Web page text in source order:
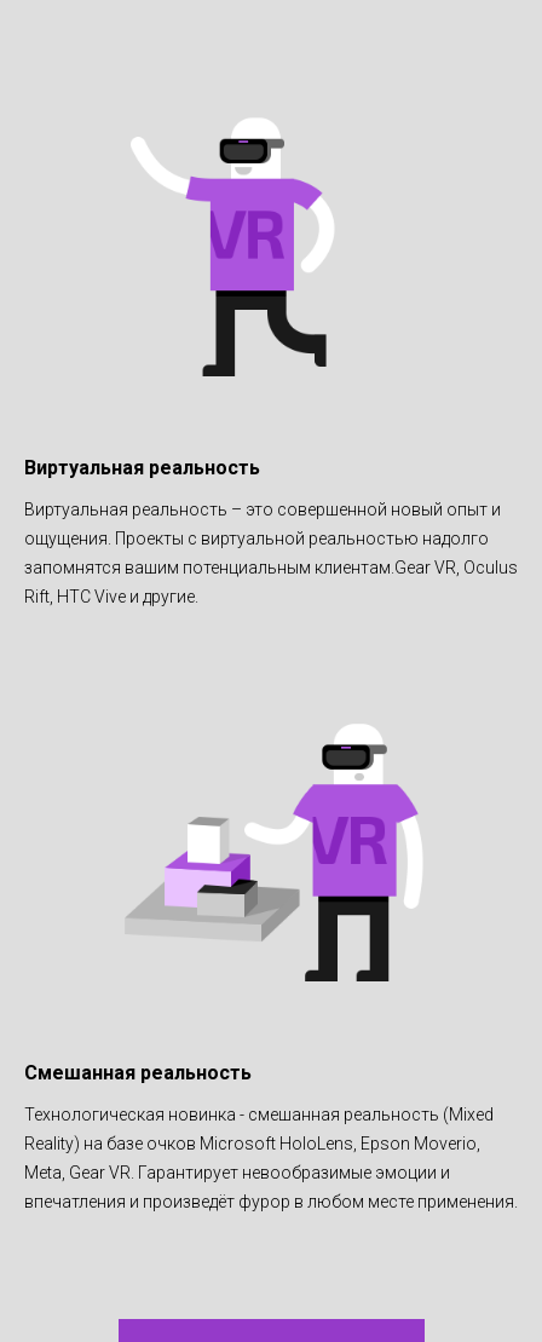
Виртуальная реальность
Виртуальная реальность – это совершенной новый опыт и
ощущения. Проекты с виртуальной реальностью надолго
запомнятся вашим потенциальным клиентам.Gear VR, Oculus
Rift, HTC Vive и другие.
Смешанная реальность
Технологическая новинка - смешанная реальность (Mixed
Reality) на базе очков Microsoft HoloLens, Epson Moverio,
Meta, Gear VR. Гарантирует невообразимые эмоции и
впечатления и произведёт фурор в любом месте применения.